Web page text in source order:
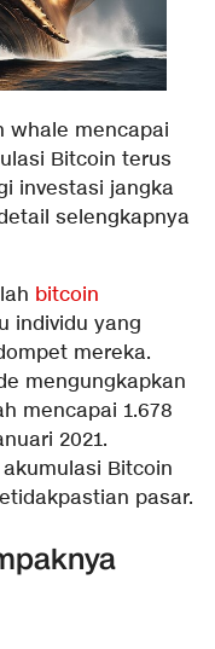
whale mencapai
Bitcoin terus
investasi jangka
selengkapnya
bitcoin
individu yang
mereka.
mengungkapkan
mencapai 1.678
2021.
Bitcoin
pasar.